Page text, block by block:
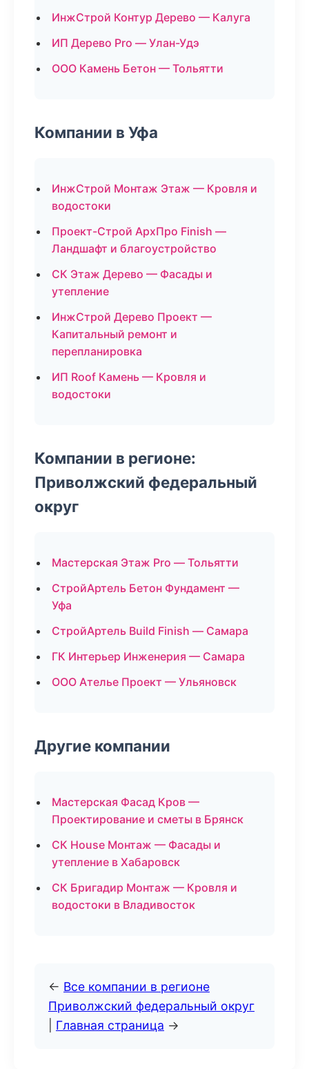
ИнжСтрой Контур Дерево — Калуга
ИП Дерево Pro — Улан-Удэ
ООО Камень Бетон — Тольятти
Компании в Уфа
ИнжСтрой Монтаж Этаж — Кровля и
водостоки
Проект-Строй АрхПро Finish —
Ландшафт и благоустройство
СК Этаж Дерево — Фасады и
утепление
ИнжСтрой Дерево Проект —
Капитальный ремонт и
перепланировка
ИП Roof Камень — Кровля и
водостоки
Компании в регионе:
Приволжский федеральный
округ
Мастерская Этаж Pro — Тольятти
СтройАртель Бетон Фундамент —
Уфа
СтройАртель Build Finish — Самара
ГК Интерьер Инженерия — Самара
ООО Ателье Проект — Ульяновск
Другие компании
Мастерская Фасад Кров —
Проектирование и сметы в Брянск
СК House Монтаж — Фасады и
утепление в Хабаровск
СК Бригадир Монтаж — Кровля и
водостоки в Владивосток
← Все компании в регионе
Приволжский федеральный округ
Главная страница →